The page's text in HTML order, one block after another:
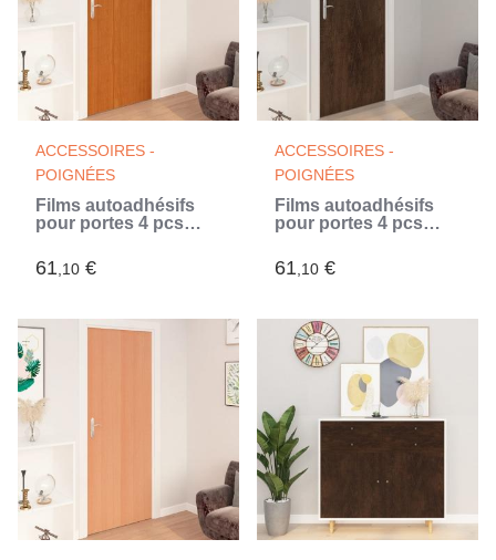
ACCESSOIRES -
POIGNÉES
Films autoadhésifs
pour portes 4 pcs
cm PVC
61,10 €
ACCESSOIRES -
POIGNÉES
Films autoadhésifs
pour portes 4 pcs
cm PVC
61,10 €